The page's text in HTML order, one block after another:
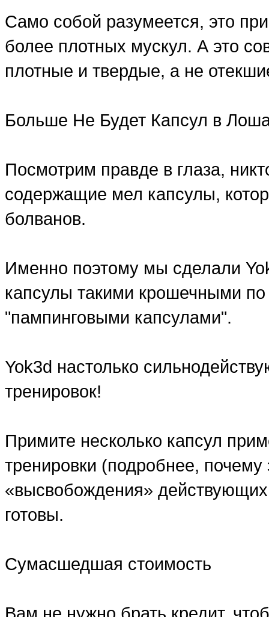
Само собой разумеется, это
более плотных мускул. А это
плотные и твердые, а не
Больше Не Будет Капсул в
Посмотрим правде в глаза,
содержащие мел капсулы,
болванов.
Именно поэтому мы сделали
капсулы такими крошечными
"пампинговыми капсулами".
Yok3d настолько
тренировок!
Примите несколько капсул
тренировки (подробнее,
«высвобождения»
готовы.
Сумасшедшая стоимость
Вам не нужно брать кредит,